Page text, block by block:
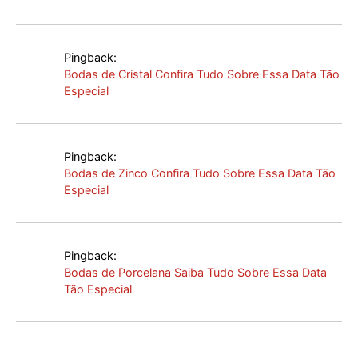
Pingback:
Bodas de Cristal Confira Tudo Sobre Essa Data Tão
Especial
Pingback:
Bodas de Zinco Confira Tudo Sobre Essa Data Tão
Especial
Pingback:
Bodas de Porcelana Saiba Tudo Sobre Essa Data
Tão Especial